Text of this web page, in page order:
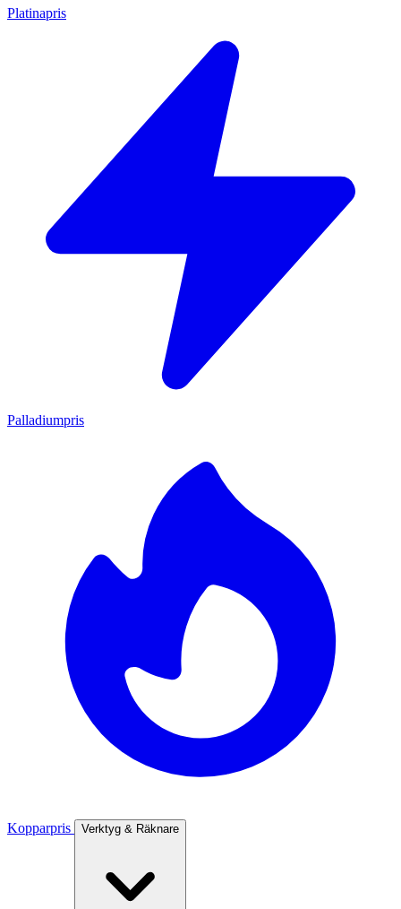
Platinapris
Palladiumpris
Kopparpris Verktyg & Räknare